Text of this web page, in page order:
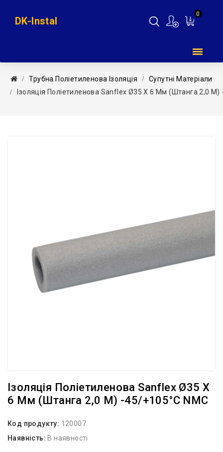
0
DK-Instal
Трубна Поліетиленова Ізоляція
Супутні Матеріали
Ізоляція Поліетиленова Sanflex Ø35 X 6 Мм (штанга 2,0 М)
Ізоляція Поліетиленова Sanflex Ø35 X
6 Мм (штанга 2,0 М) -45/+105°С NMC
Код продукту: 120007
Наявність: В наявності